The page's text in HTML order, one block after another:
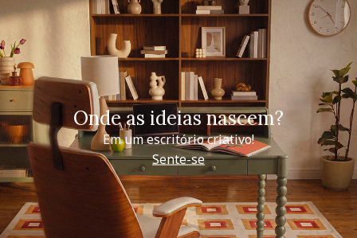
Onde as ideias nascem?
Em um escritório criativo!
Sente-se